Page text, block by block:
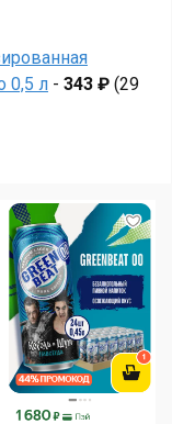
0,5 л - 343 ₽ (29